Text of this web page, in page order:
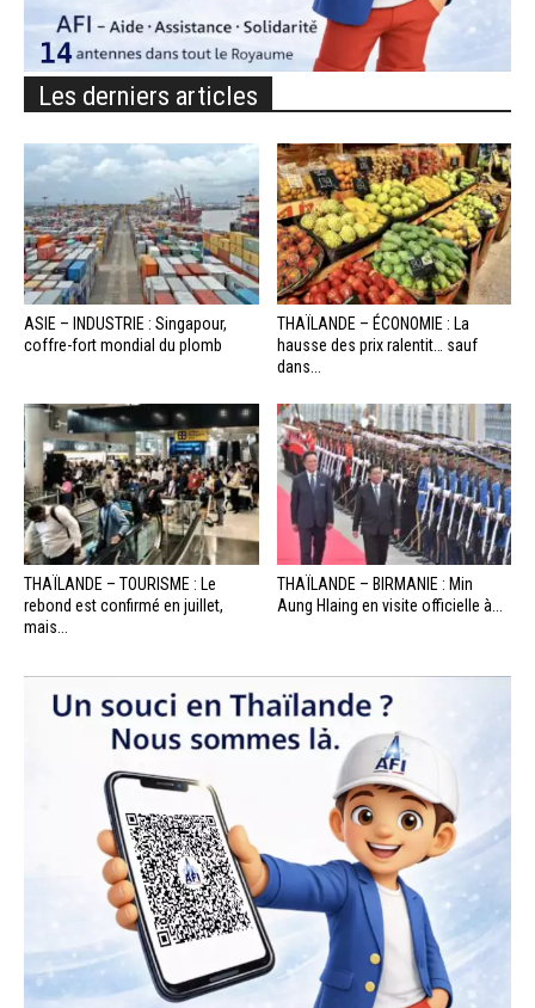
Les derniers articles
ASIE – INDUSTRIE : Singapour,
coffre-fort mondial du plomb
THAÏLANDE – ÉCONOMIE : La
hausse des prix ralentit… sauf
dans...
THAÏLANDE – TOURISME : Le
rebond est confirmé en juillet,
mais...
THAÏLANDE – BIRMANIE : Min
Aung Hlaing en visite officielle à...